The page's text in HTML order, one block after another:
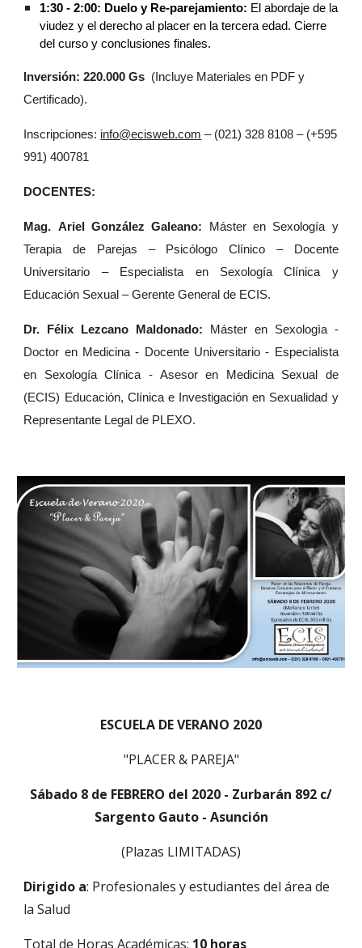
1:30 - 2:00: Duelo y Re-parejamiento: El abordaje de la
viudez y el derecho al placer en la tercera edad. Cierre
del curso y conclusiones finales.
Inversión:220.000 Gs (Incluye Materiales en PDF y
Certificado).
Inscripciones: info@ecisweb.com – (021) 328 8108 – (+595
991) 400781
DOCENTES:
Mag. Ariel González Galeano: Máster en Sexología y
Terapia de Parejas – Psicólogo Clínico – Docente
Universitario – Especialista en Sexología Clínica y
Educación Sexual – Gerente General de ECIS.
Dr. Félix Lezcano Maldonado:
Máster en Sexologìa -
Doctor en Medicina - Docente Universitario - Especialista
en Sexología Clínica - Asesor en Medicina Sexual de
(ECIS) Educación, Clínica e Investigación en Sexualidad y
Representante Legal de PLEXO.
ESCUELA DE VERANO 2020
"PLACER & PAREJA"
Sábado 8 de FEBRERO del 2020 - Zurbarán 892 c/
Sargento Gauto - Asunción
(Plazas LIMITADAS)
Dirigido a: Profesionales y estudiantes del área de
la Salud
Total de Horas Académicas: 10 horas